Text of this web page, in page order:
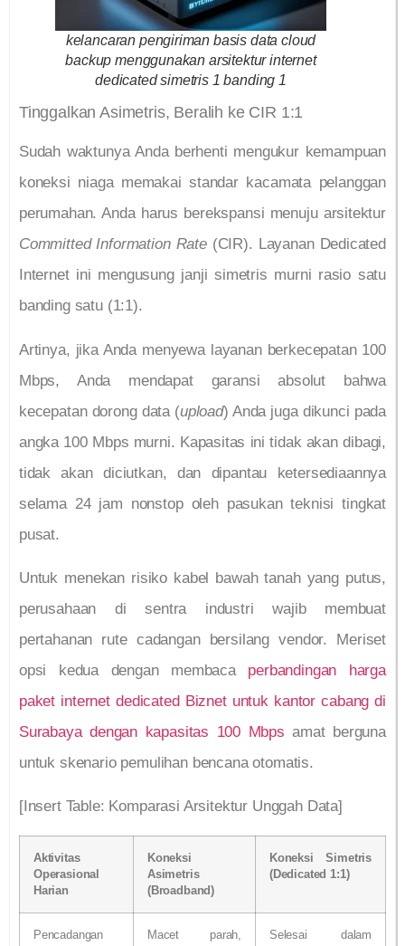
kelancaran pengiriman basis data cloud
backup menggunakan arsitektur internet
dedicated simetris 1 banding 1
Tinggalkan Asimetris, Beralih ke CIR 1:1
Sudah waktunya Anda berhenti mengukur kemampuan
koneksi niaga memakai standar kacamata pelanggan
perumahan. Anda harus berekspansi menuju arsitektur
Committed Information Rate(CIR). Layanan Dedicated
Internet ini mengusung janji simetris murni rasio satu
banding satu (1:1).
Artinya, jika Anda menyewa layanan berkecepatan 100
Mbps, Anda mendapat garansi absolut bahwa
kecepatan dorong data (upload) Anda juga dikunci pada
angka 100 Mbps murni. Kapasitas ini tidak akan dibagi,
tidak akan diciutkan, dan dipantau ketersediaannya
selama 24 jam nonstop oleh pasukan teknisi tingkat
pusat.
Untuk menekan risiko kabel bawah tanah yang putus,
perusahaan di sentra industri wajib membuat
pertahanan rute cadangan bersilang vendor. Meriset
opsi kedua dengan membaca perbandingan harga
paket internet dedicated Biznet untuk kantor cabang di
Surabaya dengan kapasitas 100 Mbps amat berguna
untuk skenario pemulihan bencana otomatis.
[Insert Table: Komparasi Arsitektur Unggah Data]
Aktivitas
Operasional
Harian
Koneksi
Asimetris
(Broadband)
Koneksi Simetris
(Dedicated 1:1)
Pencadangan
Macet parah,
Selesai dalam